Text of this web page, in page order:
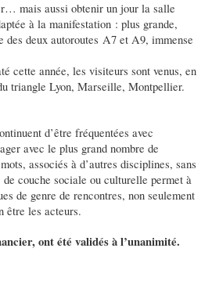
mais aussi obtenir un jour la salle
à la manifestation : plus grande,
des deux autoroutes A7 et A9, immense
cette année, les visiteurs sont venus, en
triangle Lyon, Marseille, Montpellier.
d’être fréquentées avec
avec le plus grand nombre de
associés à d’autres disciplines, sans
de couche sociale ou culturelle permet à
de genre de rencontres, non seulement
être les acteurs.
ont été validés à l’unanimité.